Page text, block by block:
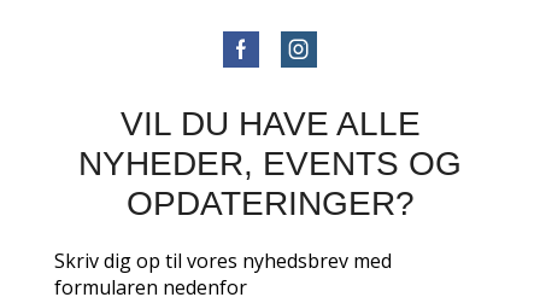
VIL DU HAVE ALLE
NYHEDER, EVENTS OG
OPDATERINGER?
Skriv dig op til vores nyhedsbrev med
formularen nedenfor